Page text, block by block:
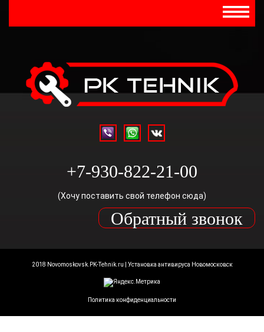
+7-930-822-21-00
(Хочу поставить свой телефон сюда)
Обратный звонок
2018 Novomoskovsk.PK-Tehnik.ru | Установка антивируса Новомосковск
Политика конфиденциальности